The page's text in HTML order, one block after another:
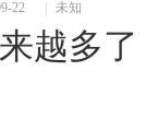
22 未知
越多了